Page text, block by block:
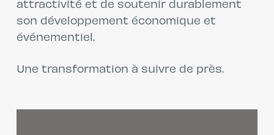
attractivité et de soutenir durablement
son développement économique et
événementiel.
Une transformation à suivre de près.